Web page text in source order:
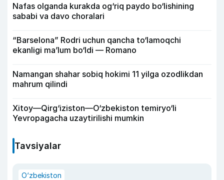
Nafas olganda kurakda og‘riq paydo bo‘lishining
sababi va davo choralari
“Barselona” Rodri uchun qancha to‘lamoqchi
ekanligi ma’lum bo‘ldi — Romano
Namangan shahar sobiq hokimi 11 yilga ozodlikdan
mahrum qilindi
Xitoy—Qirg‘iziston—O‘zbekiston temiryo‘li
Yevropagacha uzaytirilishi mumkin
Tavsiyalar
O‘zbekiston